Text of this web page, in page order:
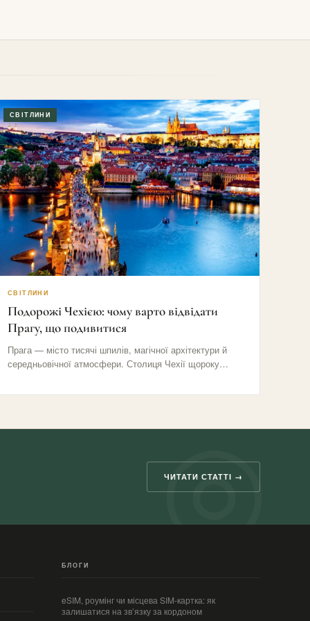
СВІТЛИНИ
СВІТЛИНИ
Подорожі Чехією: чому варто відвідати
Прагу, що подивитися
Прага — місто тисячі шпилів, магічної архітектури й
середньовічної атмосфери. Столиця Чехії щороку
ЧИТАТИ СТАТТІ →
БЛОГИ
eSIM, роумінг чи місцева SIM-картка: як
залишатися на зв’язку за кордоном